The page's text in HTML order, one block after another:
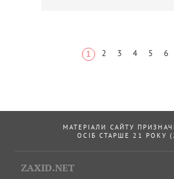
1 2 3 4 5 6
МАТЕРІАЛИ САЙТУ
ОСІБ СТАРШЕ 21 РОКУ
ZAXID.NET